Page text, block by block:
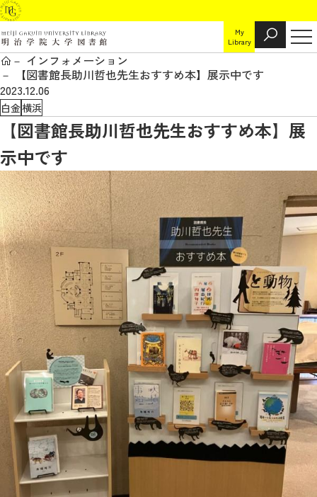
My
Library
インフォメーション
【図書館長助川哲也先生おすすめ本】展示中です
2023.12.06
白金横浜
【図書館長助川哲也先生おすすめ本】展
示中です